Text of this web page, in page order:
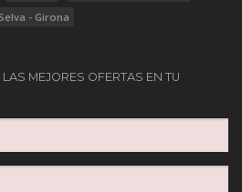
- Girona
MEJORES OFERTAS EN TU